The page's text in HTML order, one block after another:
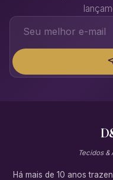
Tecidos &
Há mais de 10 anos